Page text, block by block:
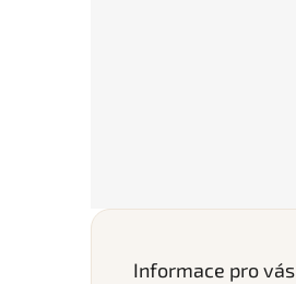
Informace pro vás